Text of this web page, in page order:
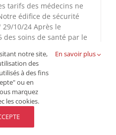
tarifs des médecins ne
édifice de sécurité
10/24 Après le
des soins de santé par le
pression sur le monde
notre site,
des
à des fins
ou en
marquez
les cookies.
En savoir plus